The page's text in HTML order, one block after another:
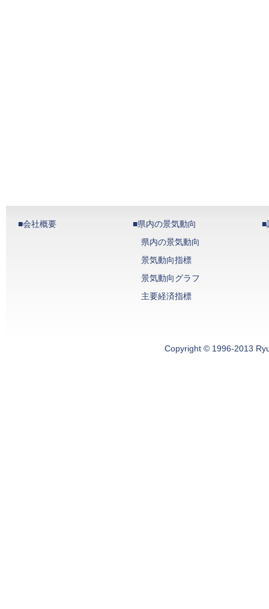
■会社概要
■県内の景気動向
県内の景気動向
景気動向指標
景気動向グラフ
主要経済指標
■
Copyright © 1996-2013